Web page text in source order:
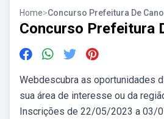
Home>Concurso Prefeitura De
Concurso Prefeitura
Webdescubra as oportunidades
sua área de interesse ou da
Inscrições de 22/05/2023 a 03/